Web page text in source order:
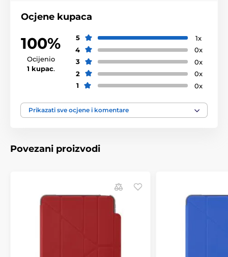
Ocjene kupaca
100%
Ocijenio
1 kupac.
5
1x
4
0x
3
0x
2
0x
1
0x
Prikazati sve ocjene i komentare
Povezani proizvodi